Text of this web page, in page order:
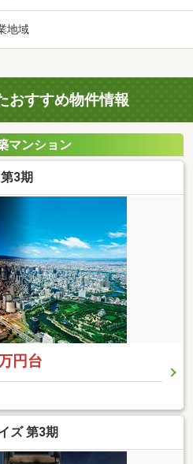
地域
おすすめ物件情報
マンション
3期
円台
ズ 第3期